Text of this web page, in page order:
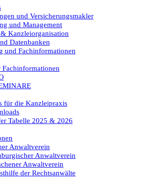
und Versicherungsmakler
und Management
Kanzleiorganisation
Datenbanken
und Fachinformationen
Fachinformationen
für die Kanzleipraxis
Tabelle 2025 & 2026
Anwaltverein
Anwaltverein
Anwaltverein
der Rechtsanwälte